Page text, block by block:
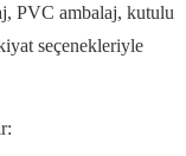
PVC ambalaj, kutulu
seçenekleriyle